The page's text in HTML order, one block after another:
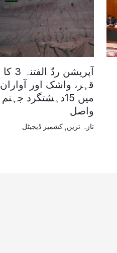
آپریشن ردّ الفتنہ 3 کا
قہر، واشک اور آواران
میں 15دہشتگرد جہنم
واصل
تازہ ترین کشمیر ڈیجیٹل